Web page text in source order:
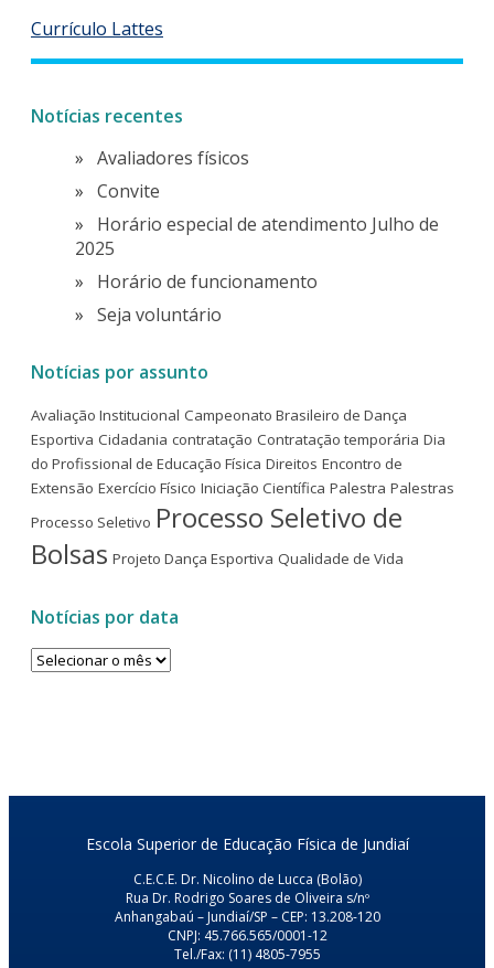
Currículo Lattes
Notícias recentes
Avaliadores físicos
Convite
Horário especial de atendimento Julho de
2025
Horário de funcionamento
Seja voluntário
Notícias por assunto
Avaliação Institucional Campeonato Brasileiro de Dança
Esportiva Cidadania contratação Contratação temporária Dia
do Profissional de Educação Física Direitos Encontro de
Extensão Exercício Físico Iniciação Científica Palestra Palestras
Processo Seletivo Processo Seletivo de
Bolsas Projeto Dança Esportiva Qualidade de Vida
Notícias por data
Notícias
Escola Superior de Educação Física de Jundiaí
C.E.C.E. Dr. Nicolino de Lucca (Bolão)
Rua Dr. Rodrigo Soares de Oliveira s/nº
Anhangabaú – Jundiaí/SP – CEP: 13.208-120
CNPJ: 45.766.565/0001-12
Tel./Fax: (11) 4805-7955